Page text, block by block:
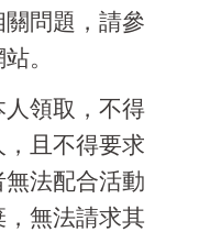
問題，請參
。
領取，不得
且不得要求
法配合活動
無法請求其